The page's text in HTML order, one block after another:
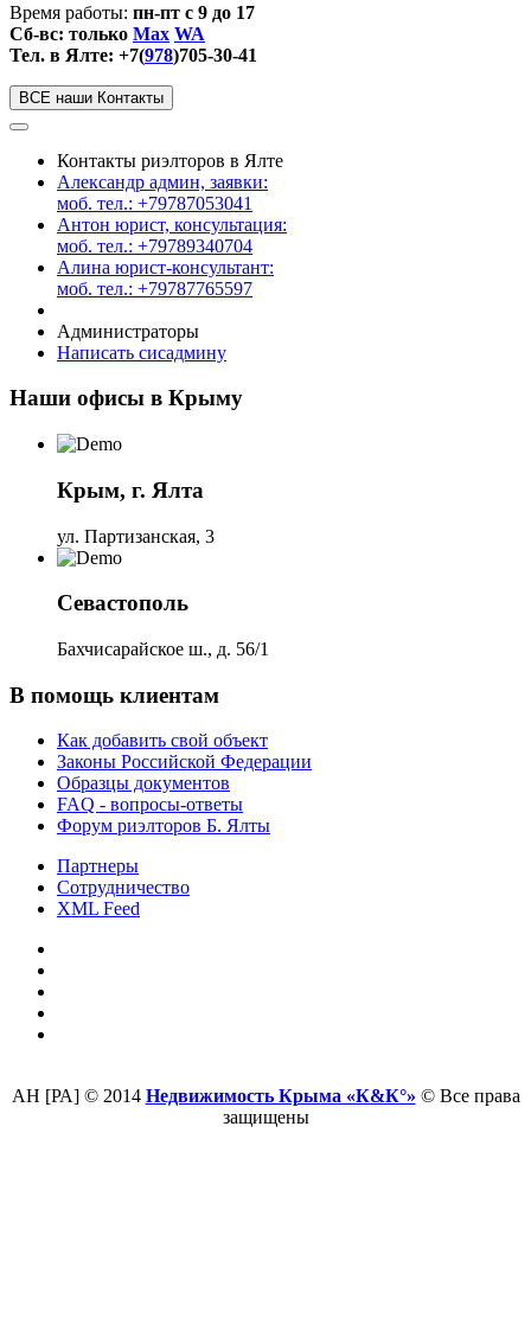
Время работы: пн-пт с 9 до 17
Сб-вс: только Max WA
Тел. в Ялте: +7(978)705-30-41
ВСЕ наши Контакты
Контакты риэлторов в Ялте
Александр админ, заявки:
моб. тел.: +79787053041
Антон юрист, консультация:
моб. тел.: +79789340704
Алина юрист-консультант:
моб. тел.: +79787765597
Администраторы
Написать сисадмину
Наши офисы в Крыму
Крым, г. Ялта
ул. Партизанская, 3
Севастополь
Бахчисарайское ш., д. 56/1
В помощь клиентам
Как добавить свой объект
Законы Российской Федерации
Образцы документов
FAQ - вопросы-ответы
Форум риэлторов Б. Ялты
Партнеры
Сотрудничество
XML Feed
АН [РА] © 2014 Недвижимость Крыма «К&К°» © Все права
защищены